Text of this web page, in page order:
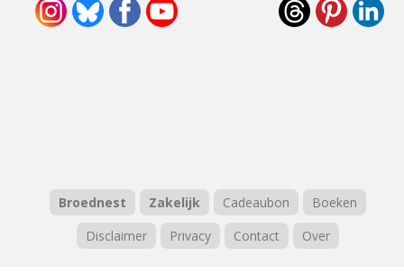
Broednest Zakelijk Cadeaubon
Boeken
Disclaimer
Privacy Contact Over